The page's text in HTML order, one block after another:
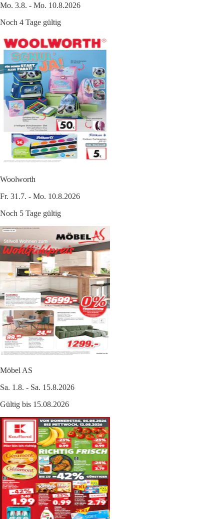
Mo. 3.8. - Mo. 10.8.2026
Noch 4 Tage gültig
Woolworth
Fr. 31.7. - Mo. 10.8.2026
Noch 5 Tage gültig
Möbel AS
Sa. 1.8. - Sa. 15.8.2026
Gültig bis 15.08.2026